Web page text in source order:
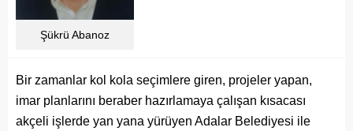
Şükrü Abanoz
Bir zamanlar kol kola seçimlere giren, projeler yapan,
imar planlarını beraber hazırlamaya çalışan kısacası
akçeli işlerde yan yana yürüyen Adalar Belediyesi ile